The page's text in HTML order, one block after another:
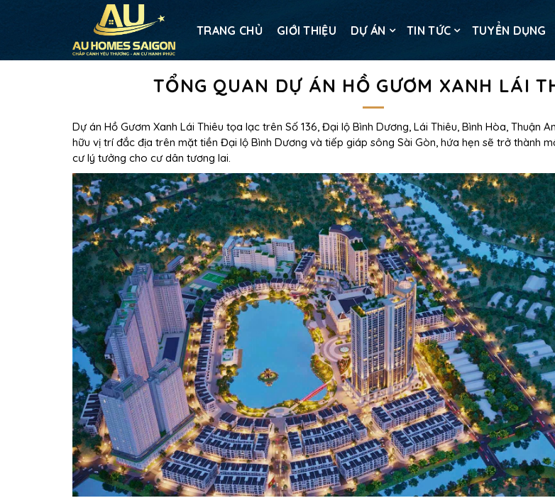
TRANG CHỦ GIỚI THIỆU DỰ ÁN TIN TỨC TUYỂN DỤNG
TỔNG QUAN DỰ ÁN HỒ GƯƠM XANH LÁI
Dự án Hồ Gươm Xanh Lái Thiêu tọa lạc trên Số 136, Đại lộ Bình Dương, Lái Thiêu, Bình Hòa, Thuận
hữu vị trí đắc địa trên mặt tiền Đại lộ Bình Dương và tiếp giáp sông Sài Gòn, hứa hẹn sẽ trở thành
cư lý tưởng cho cư dân tương lai.